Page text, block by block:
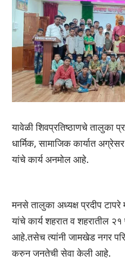
यावेळी शिवप्रतिष्ठाणचे तालुका
धार्मिक, सामाजिक कार्यात
यांचे कार्य अनमोल आहे.
मनसे तालुका अध्यक्ष प्रदीप
यांचे कार्य शहरात व शहरातील २१
आहे.तसेच त्यांनी जामखेड नगर
करुन जनतेची सेवा केली आहे.